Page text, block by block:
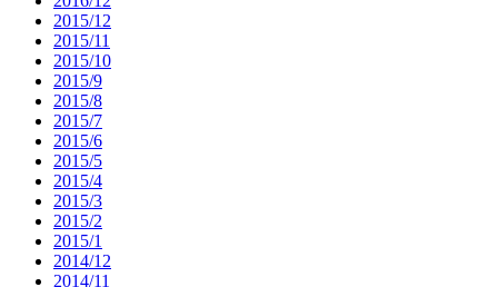
2015/12
2015/11
2015/10
2015/9
2015/8
2015/7
2015/6
2015/5
2015/4
2015/3
2015/2
2015/1
2014/12
2014/11